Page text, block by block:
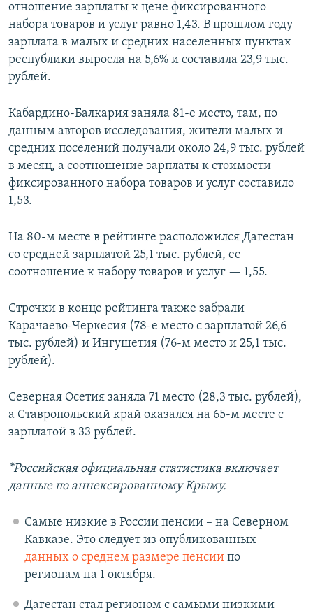
отношение зарплаты к цене фиксированного
набора товаров и услуг равно 1,43. В прошлом году
зарплата в малых и средних населенных пунктах
республики выросла на 5,6% и составила 23,9 тыс.
рублей.
Кабардино-Балкария заняла 81-е место, там, по
данным авторов исследования, жители малых и
средних поселений получали около 24,9 тыс. рублей
в месяц, а соотношение зарплаты к стоимости
фиксированного набора товаров и услуг составило
1,53.
На 80-м месте в рейтинге расположился Дагестан
со средней зарплатой 25,1 тыс. рублей, ее
соотношение к набору товаров и услуг — 1,55.
Строчки в конце рейтинга также забрали
Карачаево-Черкесия (78-е место с зарплатой 26,6
тыс. рублей) и Ингушетия (76-м место и 25,1 тыс.
рублей).
Северная Осетия заняла 71 место (28,3 тыс. рублей),
а Ставропольский край оказался на 65-м месте с
зарплатой в 33 рублей.
*Российская официальная статистика включает
данные по аннексированному Крыму.
Самые низкие в России пенсии – на Северном
Кавказе. Это следует из опубликованных
данных о среднем размере пенсиипо
регионам на 1 октября.
Дагестан стал регионом с самыми низкими